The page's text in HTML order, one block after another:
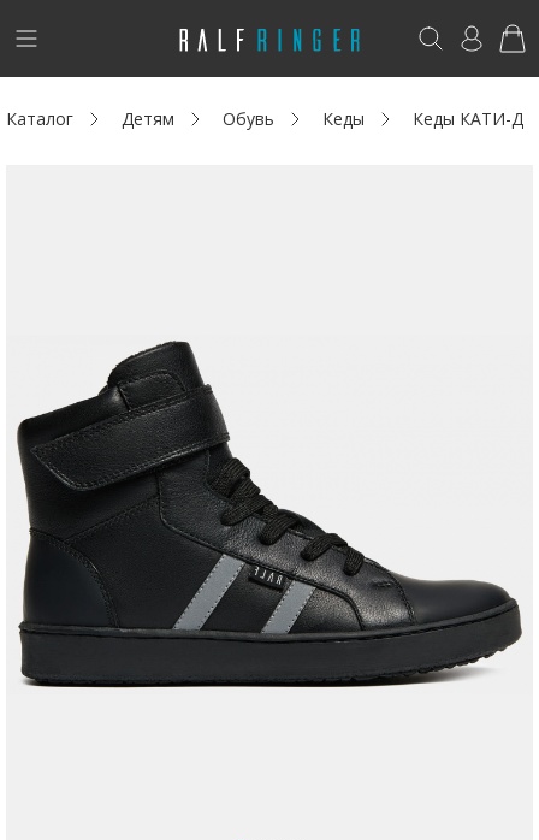
!
Новинки
Аутлет
Акции / Новости
Адреса магазинов
Возникли вопросы? - club@ralf.ru
Каталог Детям Обувь Кеды Кеды КАТИ-Д